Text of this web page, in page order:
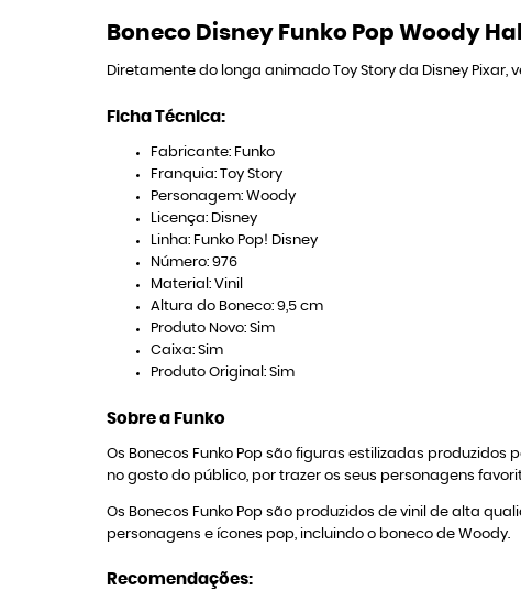
Boneco Disney Funko Pop Woody
Diretamente do longa animado Toy Story da Disney
Ficha Técnica:
Fabricante: Funko
Franquia: Toy Story
Personagem: Woody
Licença: Disney
Linha: Funko Pop! Disney
Número: 976
Material: Vinil
Altura do Boneco: 9,5 cm
Produto Novo: Sim
Caixa: Sim
Produto Original: Sim
Sobre a Funko
Os Bonecos Funko Pop são figuras estilizadas produzidos
no gosto do público, por trazer os seus personagens
Os Bonecos Funko Pop são produzidos de vinil de alta
personagens e ícones pop, incluindo o boneco de Woody.
Recomendações: